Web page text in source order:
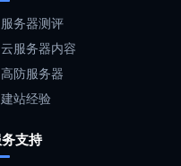
服务器测评
云服务器内容
高防服务器
建站经验
支持